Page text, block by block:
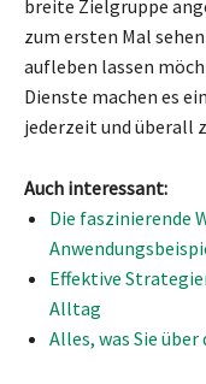
breite Zielgruppe
zum ersten Mal
aufleben lassen
Dienste machen es
jederzeit und überall
Auch interessant:
Die faszinierende
Effektive
Alltag
Alles, was Sie über